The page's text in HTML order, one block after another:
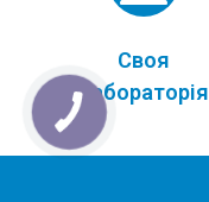
Своя
лабораторія